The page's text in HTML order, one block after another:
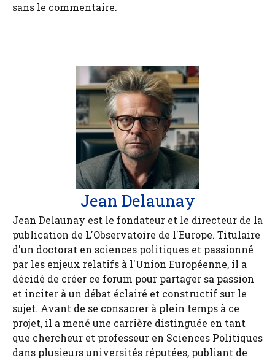
sans le commentaire.
Jean Delaunay
Jean Delaunay est le fondateur et le directeur de la
publication de L'Observatoire de l'Europe. Titulaire
d'un doctorat en sciences politiques et passionné
par les enjeux relatifs à l'Union Européenne, il a
décidé de créer ce forum pour partager sa passion
et inciter à un débat éclairé et constructif sur le
sujet. Avant de se consacrer à plein temps à ce
projet, il a mené une carrière distinguée en tant
que chercheur et professeur en Sciences Politiques
dans plusieurs universités réputées, publiant de